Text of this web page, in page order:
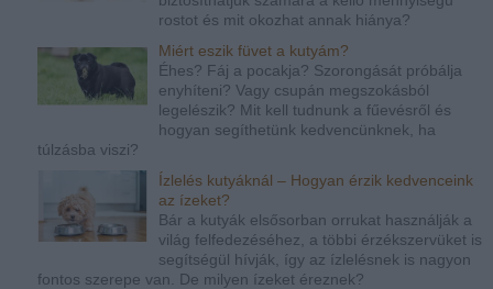
rostot és mit okozhat annak hiánya?
Miért eszik füvet a kutyám?
Éhes? Fáj a pocakja? Szorongását próbálja
enyhíteni? Vagy csupán megszokásból
legelészik? Mit kell tudnunk a fűevésről és
hogyan segíthetünk kedvencünknek, ha
túlzásba viszi?
Ízlelés kutyáknál – Hogyan érzik kedvenceink
az ízeket?
Bár a kutyák elsősorban orrukat használják a
világ felfedezéséhez, a többi érzékszervüket is
segítségül hívják, így az ízlelésnek is nagyon
fontos szerepe van. De milyen ízeket éreznek?